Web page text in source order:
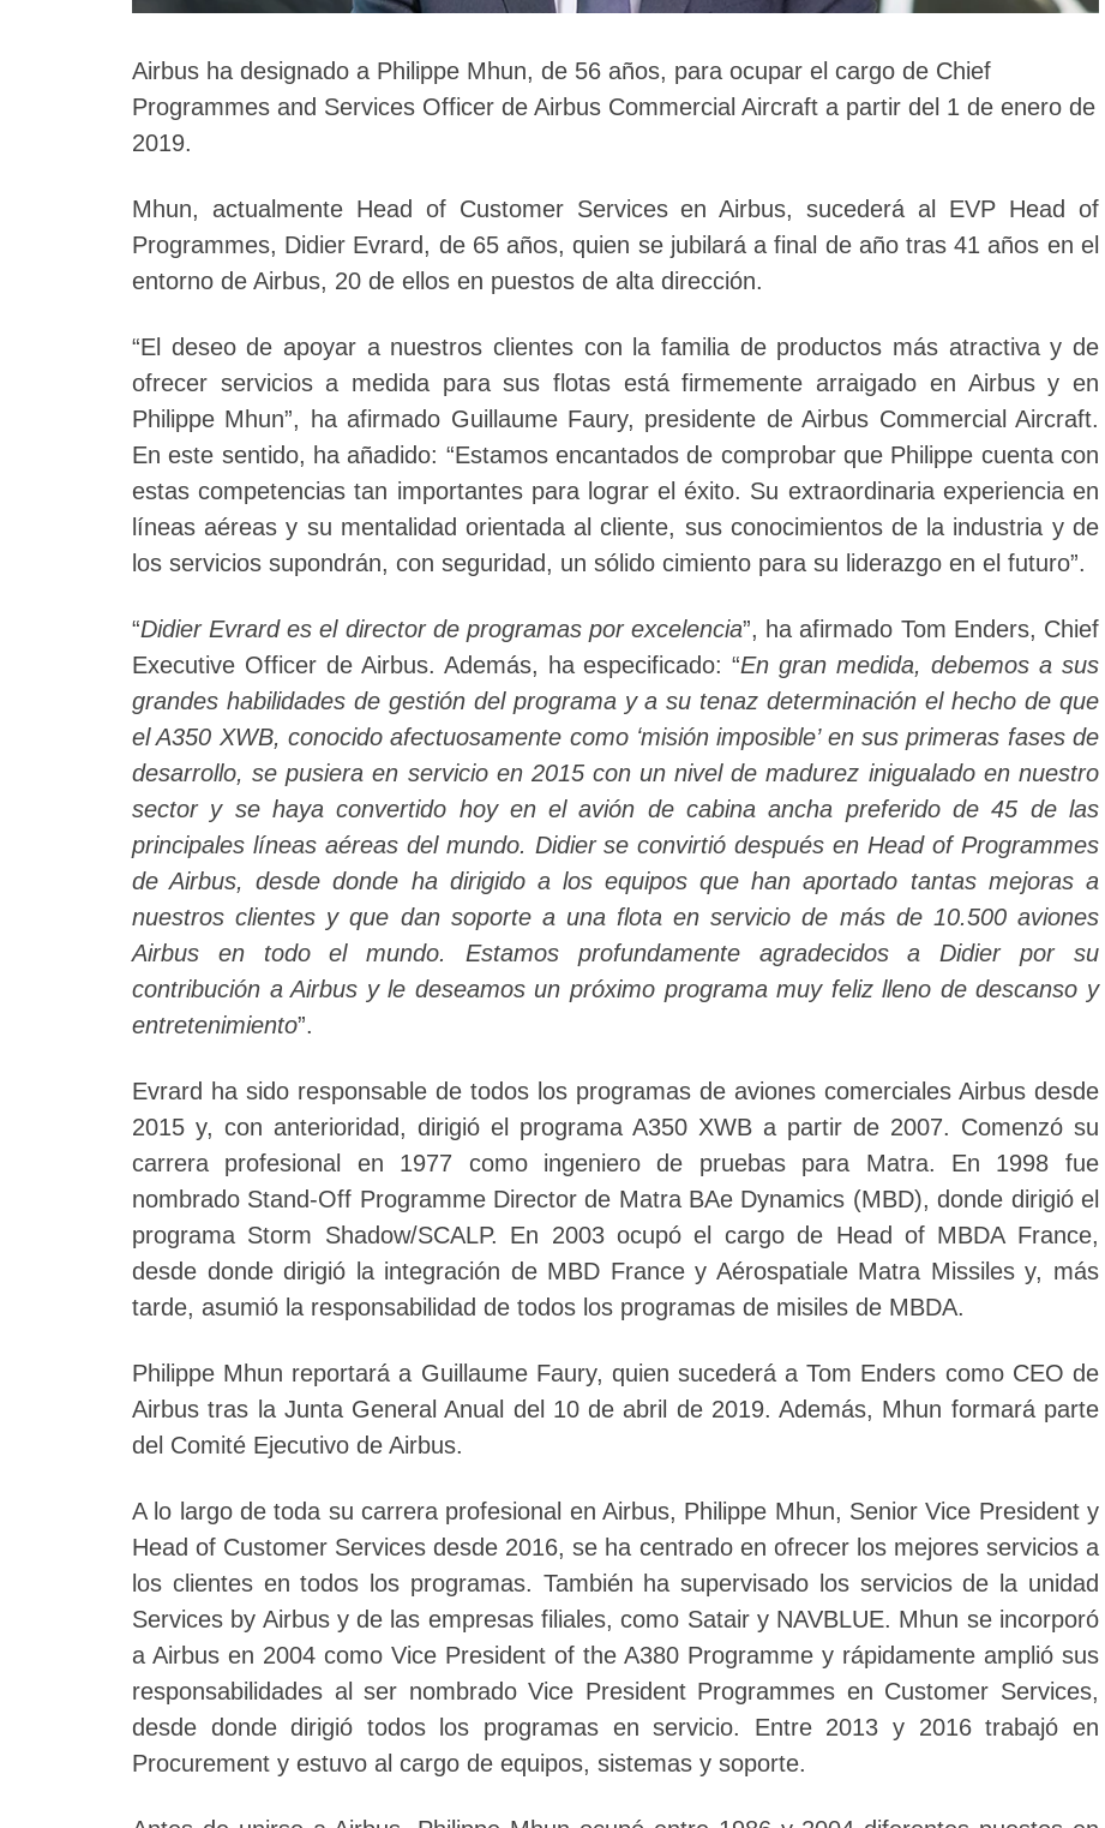
Airbus ha designado a Philippe Mhun, de 56 años, para ocupar el cargo de Chief
Programmes and Services Officer de Airbus Commercial Aircraft a partir del 1 de enero de
2019.
Mhun, actualmente Head of Customer Services en Airbus, sucederá al EVP Head of
Programmes, Didier Evrard, de 65 años, quien se jubilará a final de año tras 41 años en el
entorno de Airbus, 20 de ellos en puestos de alta dirección.
“El deseo de apoyar a nuestros clientes con la familia de productos más atractiva y de
ofrecer servicios a medida para sus flotas está firmemente arraigado en Airbus y en
Philippe Mhun”, ha afirmado Guillaume Faury, presidente de Airbus Commercial Aircraft.
En este sentido, ha añadido: “Estamos encantados de comprobar que Philippe cuenta con
estas competencias tan importantes para lograr el éxito. Su extraordinaria experiencia en
líneas aéreas y su mentalidad orientada al cliente, sus conocimientos de la industria y de
los servicios supondrán, con seguridad, un sólido cimiento para su liderazgo en el futuro”.
“Didier Evrard es el director de programas por excelencia”, ha afirmado Tom Enders, Chief
Executive Officer de Airbus. Además, ha especificado: “En gran medida, debemos a sus
grandes habilidades de gestión del programa y a su tenaz determinación el hecho de que
el A350 XWB, conocido afectuosamente como ʻmisión imposible’ en sus primeras fases de
desarrollo, se pusiera en servicio en 2015 con un nivel de madurez inigualado en nuestro
sector y se haya convertido hoy en el avión de cabina ancha preferido de 45 de las
principales líneas aéreas del mundo. Didier se convirtió después en Head of Programmes
de Airbus, desde donde ha dirigido a los equipos que han aportado tantas mejoras a
nuestros clientes y que dan soporte a una flota en servicio de más de 10.500 aviones
Airbus en todo el mundo. Estamos profundamente agradecidos a Didier por su
contribución a Airbus y le deseamos un próximo programa muy feliz lleno de descanso y
entretenimiento”.
Evrard ha sido responsable de todos los programas de aviones comerciales Airbus desde
2015 y, con anterioridad, dirigió el programa A350 XWB a partir de 2007. Comenzó su
carrera profesional en 1977 como ingeniero de pruebas para Matra. En 1998 fue
nombrado Stand-Off Programme Director de Matra BAe Dynamics (MBD), donde dirigió el
programa Storm Shadow/SCALP. En 2003 ocupó el cargo de Head of MBDA France,
desde donde dirigió la integración de MBD France y Aérospatiale Matra Missiles y, más
tarde, asumió la responsabilidad de todos los programas de misiles de MBDA.
Philippe Mhun reportará a Guillaume Faury, quien sucederá a Tom Enders como CEO de
Airbus tras la Junta General Anual del 10 de abril de 2019. Además, Mhun formará parte
del Comité Ejecutivo de Airbus.
A lo largo de toda su carrera profesional en Airbus, Philippe Mhun, Senior Vice President y
Head of Customer Services desde 2016, se ha centrado en ofrecer los mejores servicios a
los clientes en todos los programas. También ha supervisado los servicios de la unidad
Services by Airbus y de las empresas filiales, como Satair y NAVBLUE. Mhun se incorporó
a Airbus en 2004 como Vice President of the A380 Programme y rápidamente amplió sus
responsabilidades al ser nombrado Vice President Programmes en Customer Services,
desde donde dirigió todos los programas en servicio. Entre 2013 y 2016 trabajó en
Procurement y estuvo al cargo de equipos, sistemas y soporte.